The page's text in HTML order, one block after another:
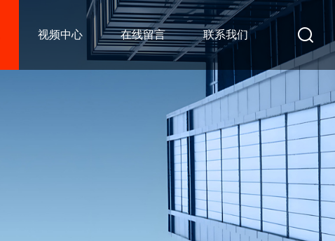
视频中心 在线留言 联系我们